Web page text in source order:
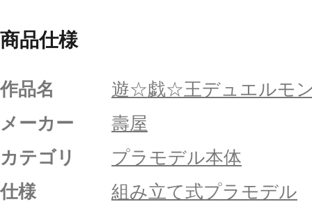
商品仕様
作品名
遊☆戯☆王デュエルモ
メーカー
壽屋
カテゴリ
プラモデル本体
仕様
組み立て式プラモデル